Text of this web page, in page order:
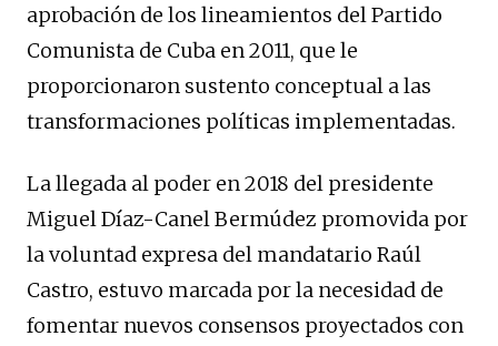
aprobación de los lineamientos del Partido
Comunista de Cuba en 2011, que le
proporcionaron sustento conceptual a las
transformaciones políticas implementadas.
La llegada al poder en 2018 del presidente
Miguel Díaz-Canel Bermúdez promovida por
la voluntad expresa del mandatario Raúl
Castro, estuvo marcada por la necesidad de
fomentar nuevos consensos proyectados con